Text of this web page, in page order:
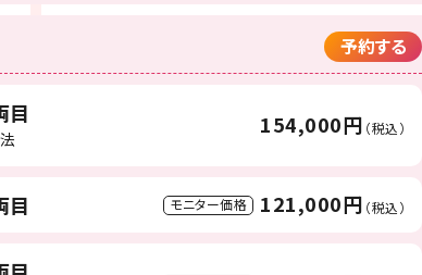
予約する
目 154,000円 （税込）
目 モニター価格 121,000円 （税込）